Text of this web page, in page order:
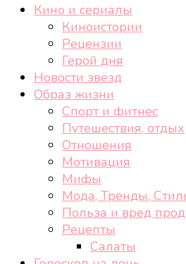
Кино и сериалы
Киноистории
Рецензии
Герой дня
Новости звёзд
Образ жизни
Спорт и фитнес
Путешествия, отдых
Отношения
Мотивация
Мифы
Мода, Тренды,
Польза и вред
Рецепты
Салаты